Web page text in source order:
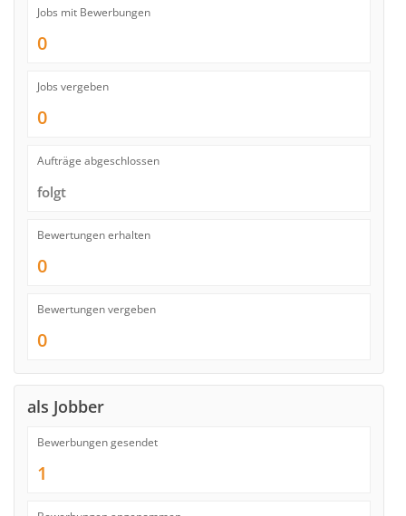
Jobs mit Bewerbungen
0
Jobs vergeben
0
Aufträge abgeschlossen
folgt
Bewertungen erhalten
0
Bewertungen vergeben
0
als Jobber
Bewerbungen gesendet
1